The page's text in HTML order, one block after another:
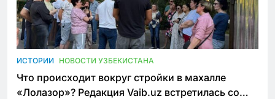
ИСТОРИИ НОВОСТИ УЗБЕКИСТАНА
Что происходит вокруг стройки в махалле
«Лолазор»? Редакция Vaib.uz встретилась со